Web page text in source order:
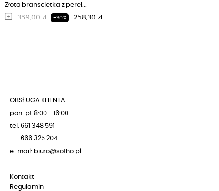
Złota bransoletka z pereł...
Regularna cena
369,00 zł -30% Cena
258,30 zł
OBSŁUGA KLIENTA
pon-pt 8:00 - 16:00
tel: 661 348 591
666 325 204
e-mail: biuro@sotho.pl
Kontakt
Regulamin